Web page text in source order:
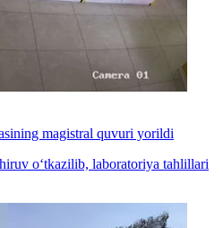
magistral quvuri yorildi
o‘tkazilib, laboratoriya tahlillari